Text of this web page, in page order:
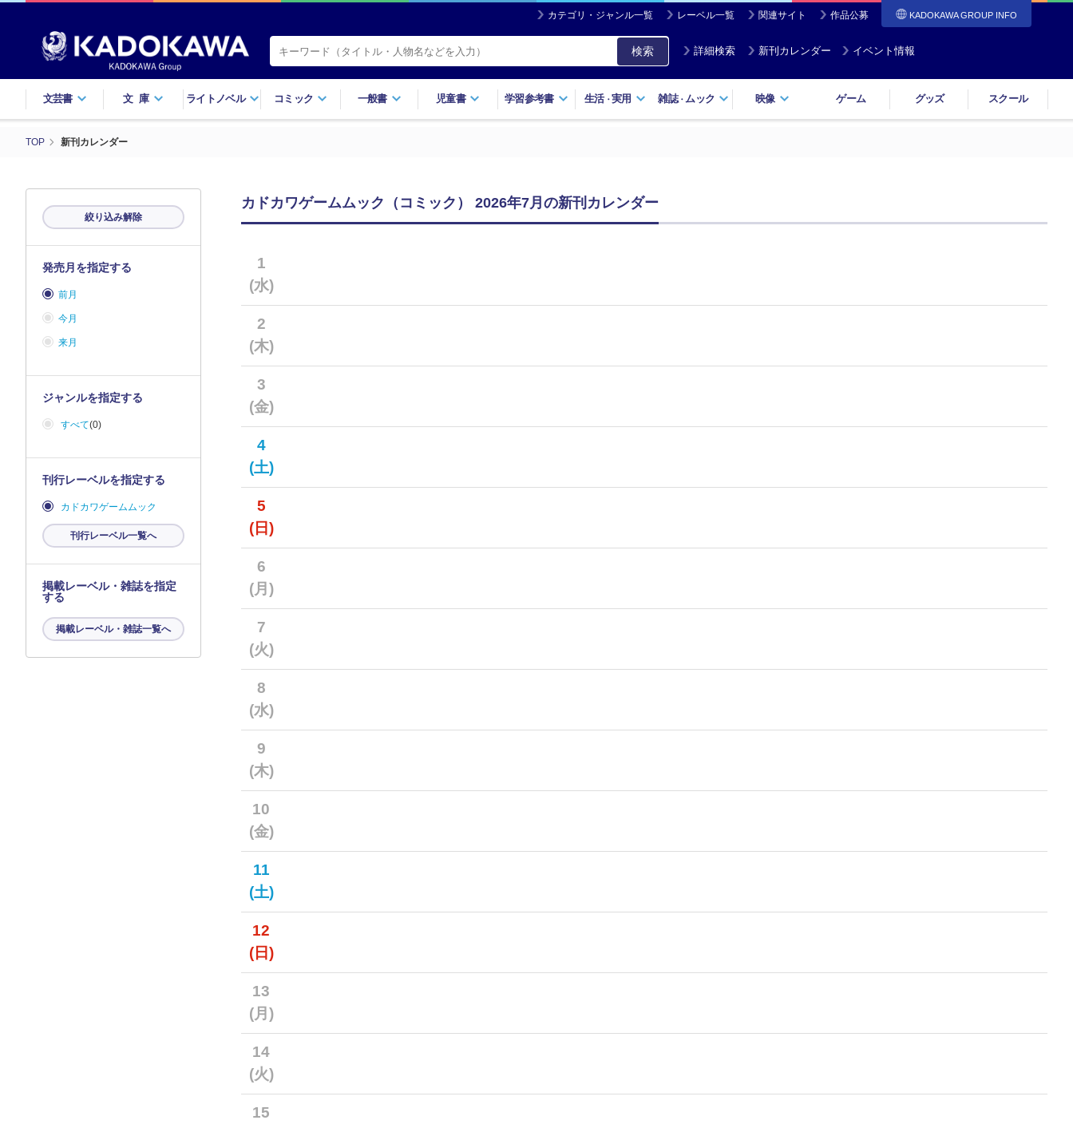
カテゴリ・ジャンル一覧 レーベル一覧 関連サイト 作品公募 KADOKAWA GROUP INFO
検索 詳細検索 新刊カレンダー イベント情報
文芸書 文庫 ライトノベル コミック 一般書 児童書 学習参考書 生活・実用 雑誌・ ムック 映像 ゲーム グッズ スクール
TOP 新刊カレンダー
カドカワゲームムック（コミック） 2026年7月の新刊カレンダー
1
(水)
2
(木)
3
(金)
4
(土)
5
(日)
6
(月)
7
(火)
8
(水)
9
(木)
10
(金)
11
(土)
12
(日)
13
(月)
14
(火)
15
絞り込み解除
発売月を指定する
前月
今月
来月
ジャンルを指定する
すべて(0)
刊行レーベルを指定する
カドカワゲームムック
刊行レーベル一覧へ
掲載レーベル・雑誌を指定
する
掲載レーベル・雑誌一覧へ